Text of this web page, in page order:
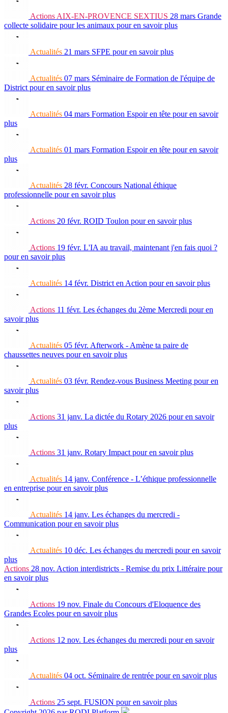
Actions AIX-EN-PROVENCE SEXTIUS 28 mars Grande
collecte solidaire pour les animaux pour en savoir plus
Actualités 21 mars SFPE pour en savoir plus
Actualités 07 mars Séminaire de Formation de l'équipe de
District pour en savoir plus
Actualités 04 mars Formation Espoir en tête pour en savoir
plus
Actualités 01 mars Formation Espoir en tête pour en savoir
plus
Actualités 28 févr. Concours National éthique
professionnelle pour en savoir plus
Actions 20 févr. ROID Toulon pour en savoir plus
Actions 19 févr. L'IA au travail, maintenant j'en fais quoi ?
pour en savoir plus
Actualités 14 févr. District en Action pour en savoir plus
Actions 11 févr. Les échanges du 2ème Mercredi pour en
savoir plus
Actualités 05 févr. Afterwork - Amène ta paire de
chaussettes neuves pour en savoir plus
Actualités 03 févr. Rendez-vous Business Meeting pour en
savoir plus
Actions 31 janv. La dictée du Rotary 2026 pour en savoir
plus
Actions 31 janv. Rotary Impact pour en savoir plus
Actualités 14 janv. Conférence - L’éthique professionnelle
en entreprise pour en savoir plus
Actualités 14 janv. Les échanges du mercredi -
Communication pour en savoir plus
Actualités 10 déc. Les échanges du mercredi pour en savoir
plus
Actions 28 nov. Action interdistricts - Remise du prix Littéraire pour
en savoir plus
Actions 19 nov. Finale du Concours d'Eloquence des
Grandes Ecoles pour en savoir plus
Actions 12 nov. Les échanges du mercredi pour en savoir
plus
Actualités 04 oct. Séminaire de rentrée pour en savoir plus
Actions 25 sept. FUSION pour en savoir plus